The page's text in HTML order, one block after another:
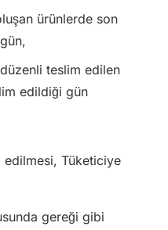
ürünlerde son
teslim edilen
edildiği gün
Tüketiciye
gereği gibi